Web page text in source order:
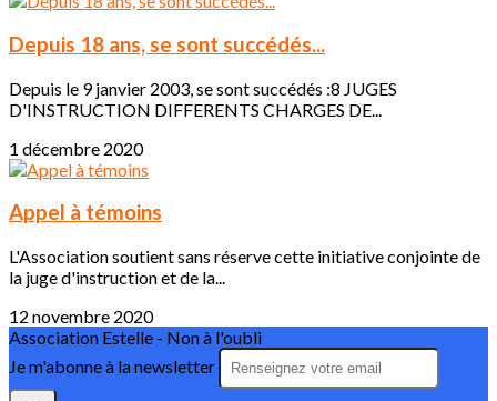
Depuis 18 ans, se sont succédés...
Depuis le 9 janvier 2003, se sont succédés :8 JUGES
D'INSTRUCTION DIFFERENTS CHARGES DE...
1 décembre 2020
Appel à témoins
L'Association soutient sans réserve cette initiative conjointe de
la juge d'instruction et de la...
12 novembre 2020
Association Estelle - Non à l'oubli
Je m'abonne à la newsletter